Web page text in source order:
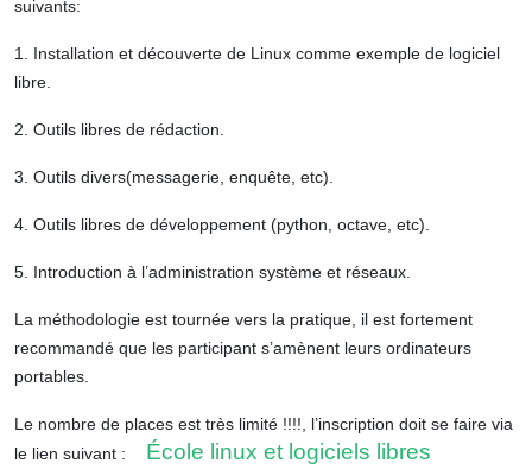
suivants:
1. Installation et découverte de Linux comme exemple de logiciel
libre.
2. Outils libres de rédaction.
3. Outils divers(messagerie, enquête, etc).
4. Outils libres de développement (python, octave, etc).
5. Introduction à l’administration système et réseaux.
La méthodologie est tournée vers la pratique, il est fortement
recommandé que les participant s’amènent leurs ordinateurs
portables.
Le nombre de places est très limité !!!!, l’inscription doit se faire via
le lien suivant :
École linux et logiciels libres